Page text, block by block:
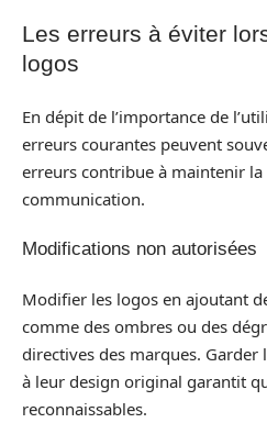
Les erreurs à éviter
logos
En dépit de l’importance de
erreurs courantes peuvent
erreurs contribue à maintenir
communication.
Modifications non autorisées
Modifier les logos en ajoutant
comme des ombres ou des
directives des marques. Garder
à leur design original garantit
reconnaissables.